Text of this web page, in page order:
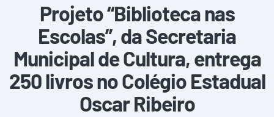
Projeto “Biblioteca nas
Escolas”, da Secretaria
Municipal de Cultura, entrega
250 livros no Colégio Estadual
Oscar Ribeiro